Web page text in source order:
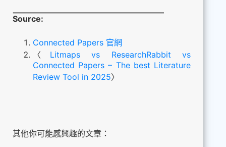
Source:
Connected Papers 官網
〈 Litmaps vs ResearchRabbit vs
Connected Papers – The best Literature
Review Tool in 2025〉
其他你可能感興趣的文章：